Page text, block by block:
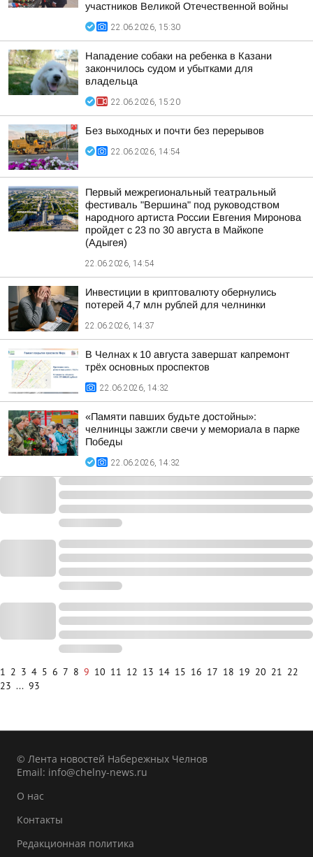
участников Великой Отечественной войны
22.06.2026, 15:30
Нападение собаки на ребенка в Казани
закончилось судом и убытками для
владельца
22.06.2026, 15:20
Без выходных и почти без перерывов
22.06.2026, 14:54
Первый межрегиональный театральный
фестиваль "Вершина" под руководством
народного артиста России Евгения Миронова
пройдет с 23 по 30 августа в Майкопе
(Адыгея)
22.06.2026, 14:54
Инвестиции в криптовалюту обернулись
потерей 4,7 млн рублей для челнинки
22.06.2026, 14:37
В Челнах к 10 августа завершат капремонт
трёх основных проспектов
22.06.2026, 14:32
«Памяти павших будьте достойны»:
челнинцы зажгли свечи у мемориала в парке
Победы
22.06.2026, 14:32
1 2 3 4 5 6 7 8 9 10 11 12 13 14 15 16 17 18 19 20 21 22
23 ... 93
© Лента новостей Набережных Челнов
Email: info@chelny-news.ru
О нас
Контакты
Редакционная политика